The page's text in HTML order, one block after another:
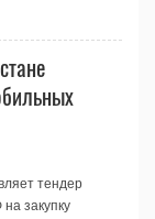
тендер
закупку